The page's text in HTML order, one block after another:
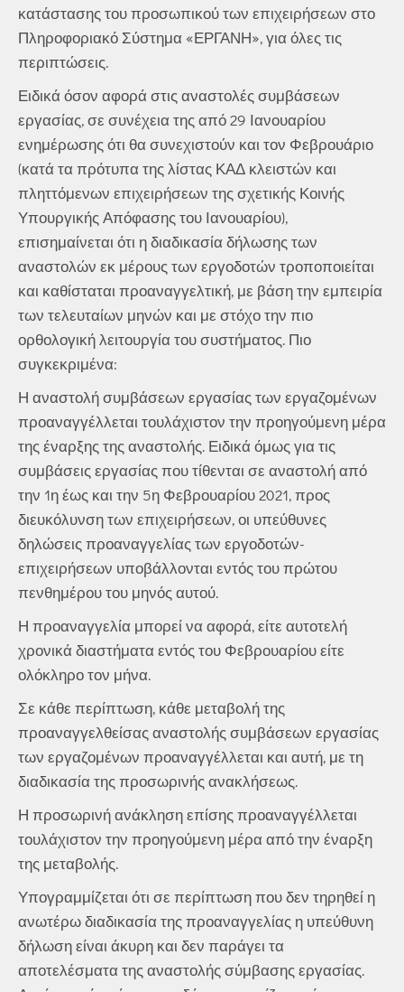
κατάστασης του προσωπικού των επιχειρήσεων στο
Πληροφοριακό Σύστημα «ΕΡΓΑΝΗ», για όλες τις
περιπτώσεις.
Ειδικά όσον αφορά στις αναστολές συμβάσεων
εργασίας, σε συνέχεια της από 29 Ιανουαρίου
ενημέρωσης ότι θα συνεχιστούν και τον Φεβρουάριο
(κατά τα πρότυπα της λίστας ΚΑΔ κλειστών και
πληττόμενων επιχειρήσεων της σχετικής Κοινής
Υπουργικής Απόφασης του Ιανουαρίου),
επισημαίνεται ότι η διαδικασία δήλωσης των
αναστολών εκ μέρους των εργοδοτών τροποποιείται
και καθίσταται προαναγγελτική, με βάση την εμπειρία
των τελευταίων μηνών και με στόχο την πιο
ορθολογική λειτουργία του συστήματος. Πιο
συγκεκριμένα:
Η αναστολή συμβάσεων εργασίας των εργαζομένων
προαναγγέλλεται τουλάχιστον την προηγούμενη μέρα
της έναρξης της αναστολής. Ειδικά όμως για τις
συμβάσεις εργασίας που τίθενται σε αναστολή από
την 1η έως και την 5η Φεβρουαρίου 2021, προς
διευκόλυνση των επιχειρήσεων, οι υπεύθυνες
δηλώσεις προαναγγελίας των εργοδοτών-
επιχειρήσεων υποβάλλονται εντός του πρώτου
πενθημέρου του μηνός αυτού.
Η προαναγγελία μπορεί να αφορά, είτε αυτοτελή
χρονικά διαστήματα εντός του Φεβρουαρίου είτε
ολόκληρο τον μήνα.
Σε κάθε περίπτωση, κάθε μεταβολή της
προαναγγελθείσας αναστολής συμβάσεων εργασίας
των εργαζομένων προαναγγέλλεται και αυτή, με τη
διαδικασία της προσωρινής ανακλήσεως.
Η προσωρινή ανάκληση επίσης προαναγγέλλεται
τουλάχιστον την προηγούμενη μέρα από την έναρξη
της μεταβολής.
Υπογραμμίζεται ότι σε περίπτωση που δεν τηρηθεί η
ανωτέρω διαδικασία της προαναγγελίας η υπεύθυνη
δήλωση είναι άκυρη και δεν παράγει τα
αποτελέσματα της αναστολής σύμβασης εργασίας.